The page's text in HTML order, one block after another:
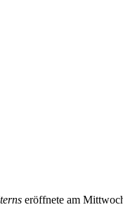
eröffnete am